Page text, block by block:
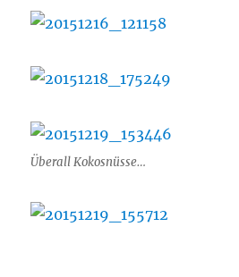
Überall Kokosnüsse…